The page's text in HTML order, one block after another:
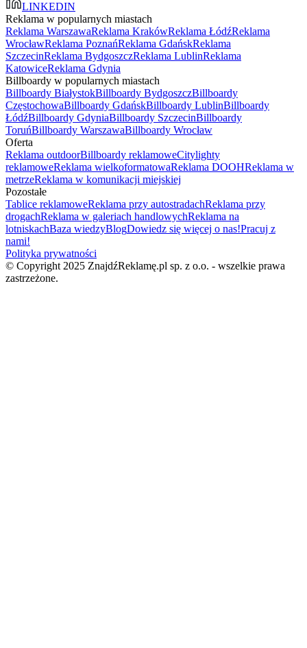
LINKEDIN
Reklama w popularnych miastach
Reklama WarszawaReklama KrakówReklama ŁódźReklama
WrocławReklama PoznańReklama GdańskReklama
SzczecinReklama BydgoszczReklama LublinReklama
KatowiceReklama Gdynia
Billboardy w popularnych miastach
Billboardy BiałystokBillboardy BydgoszczBillboardy
CzęstochowaBillboardy GdańskBillboardy LublinBillboardy
ŁódźBillboardy GdyniaBillboardy SzczecinBillboardy
ToruńBillboardy WarszawaBillboardy Wrocław
Oferta
Reklama outdoorBillboardy reklamoweCitylighty
reklamoweReklama wielkoformatowaReklama DOOHReklama w
metrzeReklama w komunikacji miejskiej
Pozostałe
Tablice reklamoweReklama przy autostradachReklama przy
drogachReklama w galeriach handlowychReklama na
lotniskachBaza wiedzyBlogDowiedz się więcej o nas!Pracuj z
nami!
Polityka prywatności
© Copyright 2025 ZnajdźReklamę.pl sp. z o.o. - wszelkie prawa
zastrzeżone.